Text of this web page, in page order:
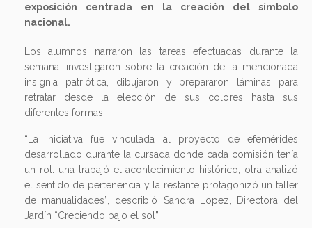
exposición centrada en la creación del símbolo
nacional.
Los alumnos narraron las tareas efectuadas durante la
semana: investigaron sobre la creación de la mencionada
insignia patriótica, dibujaron y prepararon láminas para
retratar desde la elección de sus colores hasta sus
diferentes formas.
“La iniciativa fue vinculada al proyecto de efemérides
desarrollado durante la cursada donde cada comisión tenía
un rol: una trabajó el acontecimiento histórico, otra analizó
el sentido de pertenencia y la restante protagonizó un taller
de manualidades”, describió Sandra Lopez, Directora del
Jardín “Creciendo bajo el sol”.